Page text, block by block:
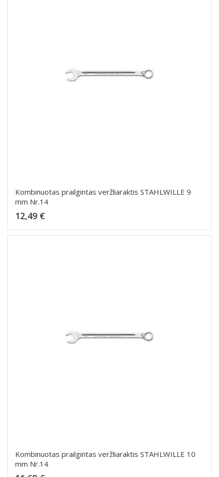
Kombinuotas prailgintas veržliaraktis STAHLWILLE 9
mm Nr.14
12,49 €
Kombinuotas prailgintas veržliaraktis STAHLWILLE 10
mm Nr.14